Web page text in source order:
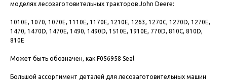
моделях лесозаготовительных тракторов John Deere:
1010E, 1070, 1070E, 1110E, 1170E, 1210E, 1263, 1270C, 1270D, 1270E,
1470, 1470D, 1470E, 1490, 1490D, 1510E, 1910E, 770D, 810C, 810D,
810E
Может быть обозначен, как F056958 Seal
Большой ассортимент деталей для лесозаготовительных машин